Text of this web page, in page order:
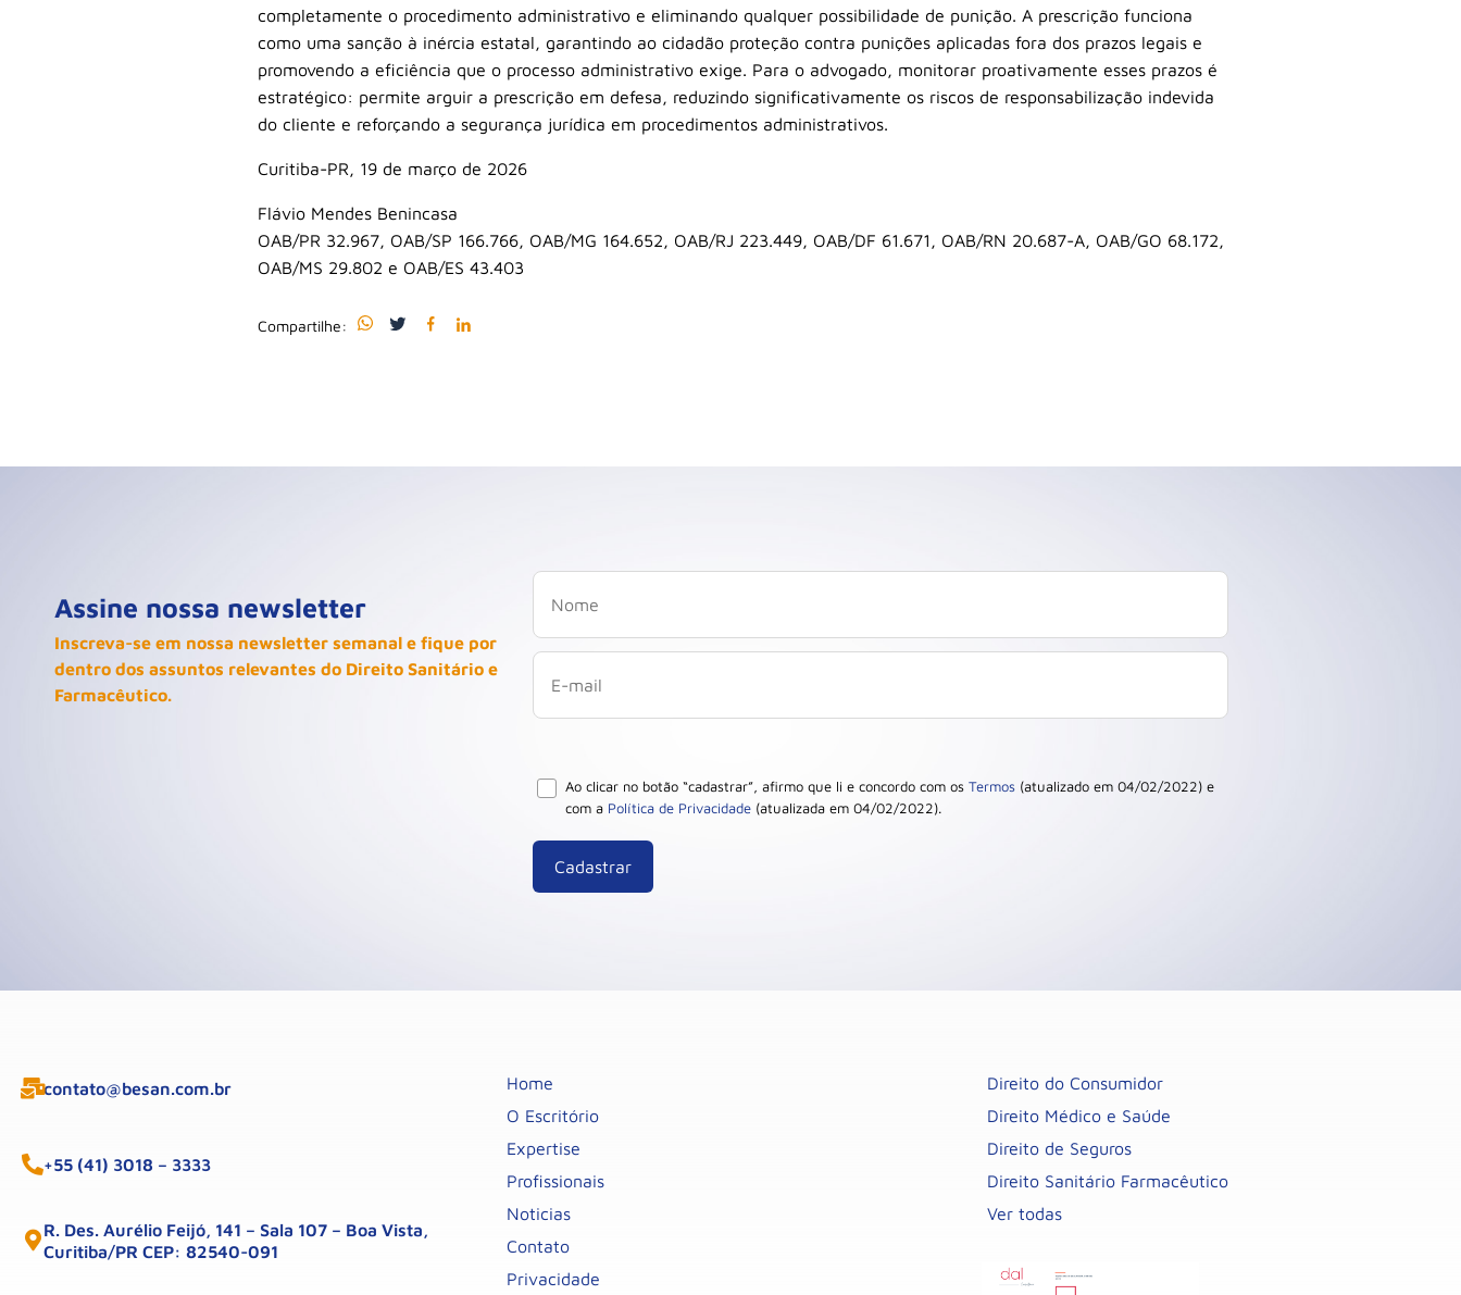
completamente o procedimento administrativo e eliminando qualquer possibilidade de punição. A prescrição funciona
como uma sanção à inércia estatal, garantindo ao cidadão proteção contra punições aplicadas fora dos prazos legais e
promovendo a eficiência que o processo administrativo exige. Para o advogado, monitorar proativamente esses prazos é
estratégico: permite arguir a prescrição em defesa, reduzindo significativamente os riscos de responsabilização indevida
do cliente e reforçando a segurança jurídica em procedimentos administrativos.
Curitiba-PR, 19 de março de 2026
Flávio Mendes Benincasa
OAB/PR 32.967, OAB/SP 166.766, OAB/MG 164.652, OAB/RJ 223.449, OAB/DF 61.671, OAB/RN 20.687-A, OAB/GO 68.172,
OAB/MS 29.802 e OAB/ES 43.403
Compartilhe:
Assine nossa newsletter
Inscreva-se em nossa newsletter semanal e fique por
dentro dos assuntos relevantes do Direito Sanitário e
Farmacêutico.
Ao clicar no botão “cadastrar”, afirmo que li e concordo com os Termos (atualizado em 04/02/2022) e
com a Política de Privacidade (atualizada em 04/02/2022).
contato@besan.com.br
+55 (41) 3018 – 3333
R. Des. Aurélio Feijó, 141 – Sala 107 – Boa Vista,
Curitiba/PR CEP: 82540-091
Home
O Escritório
Expertise
Profissionais
Noticias
Contato
Privacidade
Direito do Consumidor
Direito Médico e Saúde
Direito de Seguros
Direito Sanitário Farmacêutico
Ver todas